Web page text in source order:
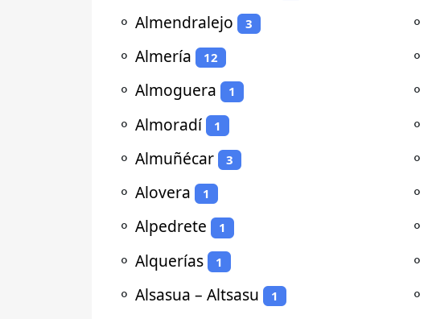
⚬ Almendralejo 3
⚬ Almería 12
⚬ Almoguera 1
⚬ Almoradí 1
⚬ Almuñécar 3
⚬ Alovera 1
⚬ Alpedrete 1
⚬ Alquerías 1
⚬ Alsasua – Altsasu 1
⚬
⚬
⚬
⚬
⚬
⚬
⚬
⚬
⚬